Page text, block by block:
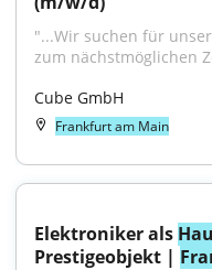
"...Wir suchen für
zum nächstmöglichen
Cube GmbH
Frankfurt am Main
Elektroniker als
Prestigeobjekt |